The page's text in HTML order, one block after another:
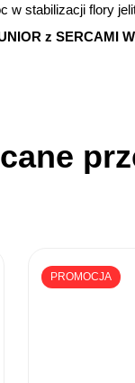
w stabilizacji flory
z SERCAMI
PROMOCJA